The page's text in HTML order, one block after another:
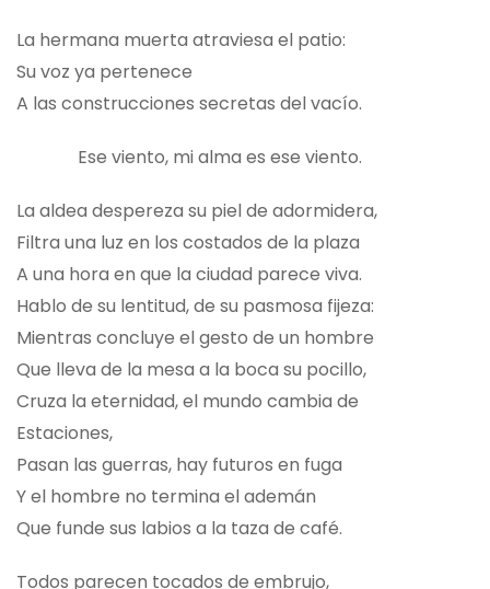
La hermana muerta atraviesa el patio:
Su voz ya pertenece
A las construcciones secretas del vacío.
Ese viento, mi alma es ese viento.
La aldea despereza su piel de adormidera,
Filtra una luz en los costados de la plaza
A una hora en que la ciudad parece viva.
Hablo de su lentitud, de su pasmosa fijeza:
Mientras concluye el gesto de un hombre
Que lleva de la mesa a la boca su pocillo,
Cruza la eternidad, el mundo cambia de
Estaciones,
Pasan las guerras, hay futuros en fuga
Y el hombre no termina el ademán
Que funde sus labios a la taza de café.
Todos parecen tocados de embrujo,